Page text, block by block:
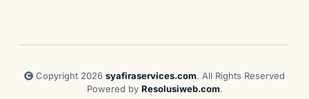
Copyright 2026 syafiraservices.com. All Rights Reserved
Powered by Resolusiweb.com.